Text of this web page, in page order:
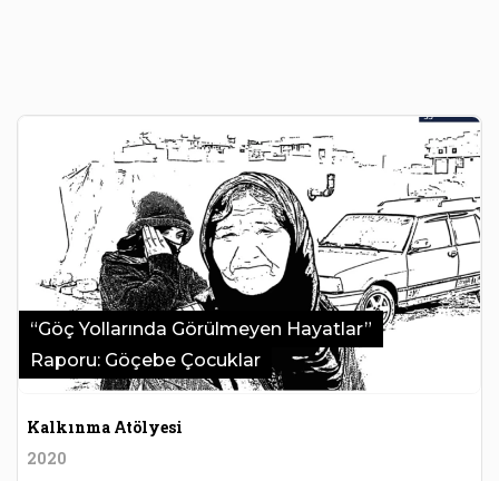
“Göç Yollarında Görülmeyen Hayatlar”
Raporu: Göçebe Çocuklar
Kalkınma Atölyesi
2020